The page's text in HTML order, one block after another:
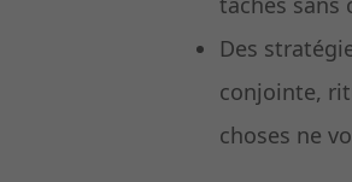
Des
conjointe,
choses ne